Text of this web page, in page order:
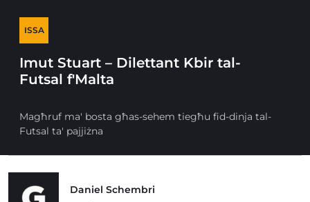
ISSA
Imut Stuart – Dilettant Kbir tal-
Futsal f'Malta
Magħruf ma' bosta għas-sehem tiegħu fid-dinja tal-
Futsal ta' pajjiżna
Daniel Schembri